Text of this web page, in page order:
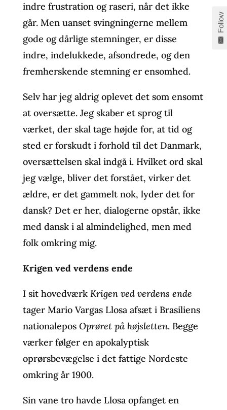
indre frustration og raseri, når det ikke
går. Men uanset svingningerne mellem
gode og dårlige stemninger, er disse
indre, indelukkede, afsondrede, og den
fremherskende stemning er ensomhed.
Selv har jeg aldrig oplevet det som ensomt
at oversætte. Jeg skaber et sprog til
værket, der skal tage højde for, at tid og
sted er forskudt i forhold til det Danmark,
oversættelsen skal indgå i. Hvilket ord skal
jeg vælge, bliver det forstået, virker det
ældre, er det gammelt nok, lyder det for
dansk? Det er her, dialogerne opstår, ikke
med dansk i al almindelighed, men med
folk omkring mig.
Krigen ved verdens ende
I sit hovedværk Krigen ved verdens ende
tager Mario Vargas Llosa afsæt i Brasiliens
nationalepos Oprøret på højsletten. Begge
værker følger en apokalyptisk
oprørsbevægelse i det fattige Nordeste
omkring år 1900.
Sin vane tro havde Llosa opfanget en
Follow